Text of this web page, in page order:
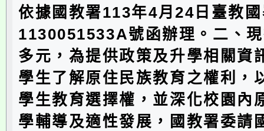
依據國教署113年4月24日臺教
1130051533A號函辦理。二、
多元，為提供政策及升學相關資
學生了解原住民族教育之權利，
學生教育選擇權，並深化校園內
學輔導及適性發展，國教署委請